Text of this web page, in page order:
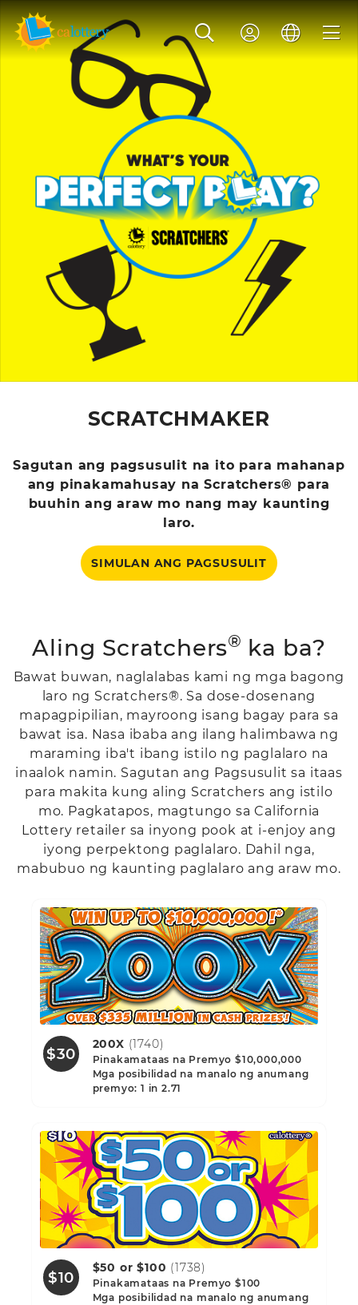
SCRATCHMAKER
Sagutan ang pagsusulit na ito para mahanap
ang pinakamahusay na Scratchers® para
buuhin ang araw mo nang may kaunting
laro.
SIMULAN ANG PAGSUSULIT
Aling Scratchers® ka ba?
Bawat buwan, naglalabas kami ng mga bagong
laro ng Scratchers®. Sa dose-dosenang
mapagpipilian, mayroong isang bagay para sa
bawat isa. Nasa ibaba ang ilang halimbawa ng
maraming iba't ibang istilo ng paglalaro na
inaalok namin. Sagutan ang Pagsusulit sa itaas
para makita kung aling Scratchers ang istilo
mo. Pagkatapos, magtungo sa California
Lottery retailer sa inyong pook at i-enjoy ang
iyong perpektong paglalaro. Dahil nga,
mabubuo ng kaunting paglalaro ang araw mo.
$30
200X (1740)
Pinakamataas na Premyo $10,000,000
Mga posibilidad na manalo ng anumang
premyo: 1 in 2.71
$10
$50 or $100 (1738)
Pinakamataas na Premyo $100
Mga posibilidad na manalo ng anumang